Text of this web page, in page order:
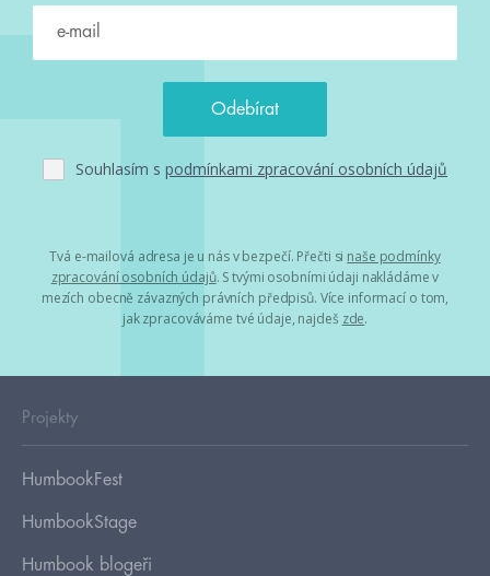
Souhlasím s podmínkami zpracování osobních údajů
Tvá e-mailová adresa je u nás v bezpečí. Přečti si naše podmínky
zpracování osobních údajů. S tvými osobními údaji nakládáme v
mezích obecně závazných právních předpisů. Více informací o tom,
jak zpracováváme tvé údaje, najdeš zde.
Projekty
HumbookFest
HumbookStage
Humbook blogeři